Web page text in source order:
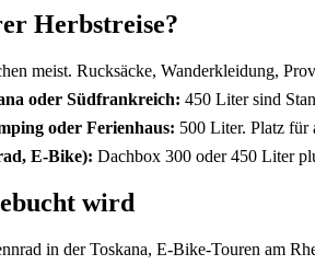
Herbstreise?
meist. Rucksäcke, Wanderkleidung,
oder Südfrankreich: 450 Liter sind
oder Ferienhaus: 500 Liter. Platz für
E-Bike): Dachbox 300 oder 450 Liter
wird
in der Toskana, E-Bike-Touren am